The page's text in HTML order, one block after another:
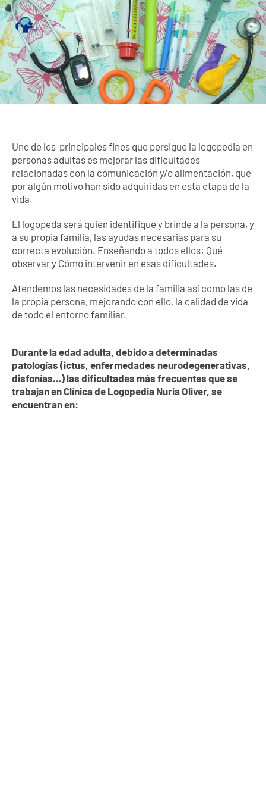
Logopedia
Adultos
Uno de los principales fines que persigue la logopedia en
personas adultas es mejorar las dificultades
relacionadas con la comunicación y/o alimentación, que
por algún motivo han sido adquiridas en esta etapa de la
vida.
El logopeda será quien identifique y brinde a la persona, y
a su propia familia, las ayudas necesarias para su
correcta evolución. Enseñando a todos ellos: Qué
observar y Cómo intervenir en esas dificultades.
Atendemos las necesidades de la familia así como las de
la propia persona, mejorando con ello, la calidad de vida
de todo el entorno familiar.
Durante la edad adulta, debido a determinadas
patologías (ictus, enfermedades neurodegenerativas,
disfonías…) las dificultades más frecuentes que se
trabajan en Clínica de Logopedia Nuria Oliver, se
encuentran en: